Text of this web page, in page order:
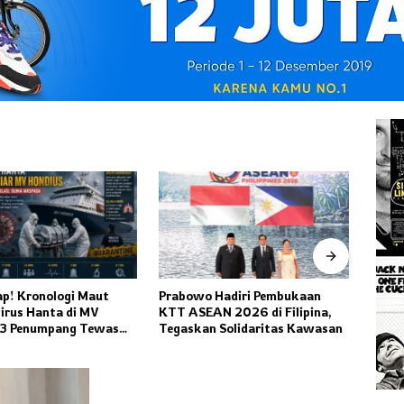
Pembukaan
2026 di Filipina,
Solidaritas Kawasan
Kode Keras The Weeknd Bakal
Konser di Indonesia, Fans XO
Heboh Tunggu Pengumuman